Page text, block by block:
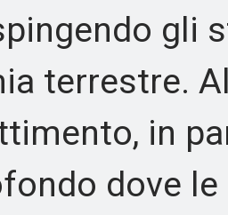
gli
terrestre.
in
dove